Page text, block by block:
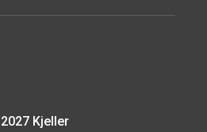
Kjeller